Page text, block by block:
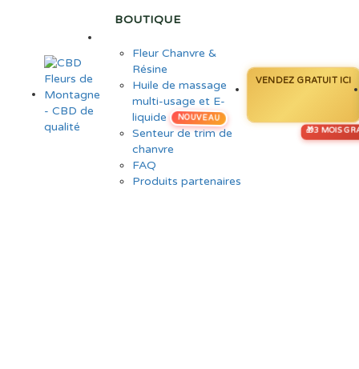
BOUTIQUE
Fleur Chanvre &
Résine
Huile de massage
multi-usage et E-
liquide
NOUVEAU
Senteur de trim de
chanvre
FAQ
Produits partenaires
VENDEZ GRATUIT ICI